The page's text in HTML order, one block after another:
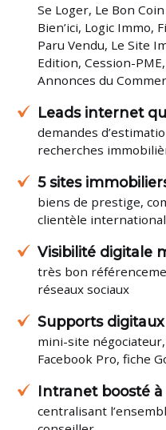
Se Loger, Le Bon
Bien’ici, Logic Immo,
Paru Vendu, Le Site
Edition, Cession-
Annonces du
Leads internet
demandes
recherches
5 sites
biens de prestige,
clientèle
Visibilité digitale
très bon
réseaux sociaux
Supports
mini-site
Facebook Pro, fiche
Intranet boosté à
centralisant